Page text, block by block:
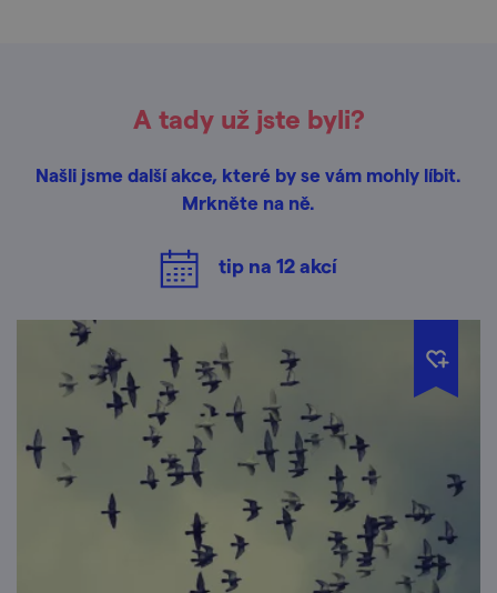
A tady už jste byli?
Našli jsme další akce, které by se vám mohly líbit.
Mrkněte na ně.
tip na 12akcí